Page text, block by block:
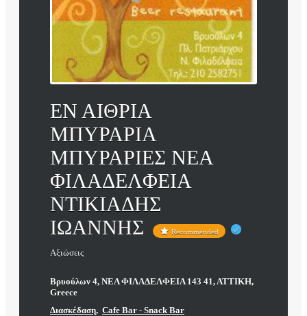
ΕΝ ΑΙΘΡΙΑ
ΜΠΥΡΑΡΙΑ
ΜΠΥΡΑΡΙΕΣ ΝΕΑ
ΦΙΛΑΔΕΛΦΕΙΑ
ΝΤΙΚΙΑΔΗΣ
ΙΩΑΝΝΗΣ
Recommended
Αξιώσεις
Βρυούλων 4, ΝΕΑ ΦΙΛΑΔΕΛΦΕΙΑ 143 41, ΑΤΤΙΚΗ,
Greece
Διασκέδαση, Cafe Bar - Snack Bar